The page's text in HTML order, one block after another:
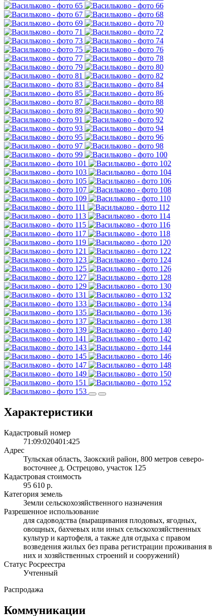
Характеристики
Кадастровый номер
71:09:020401:425
Адрес
Тульская область, Заокский район, 800 метров северо-
восточнее д. Острецово, участок 125
Кадастровая стоимость
95 610 р.
Категория земель
Земли сельскохозяйственного назначения
Разрешенное использование
для садоводства (выращивания плодовых, ягодных,
овощных, бахчевых или иных сельскохозяйственных
культур и картофеля, а также для отдыха с правом
возведения жилых без права регистрации проживания в
них и хозяйственных строений и сооружений)
Статус Росреестра
Учтенный
Распродажа
Коммуникации